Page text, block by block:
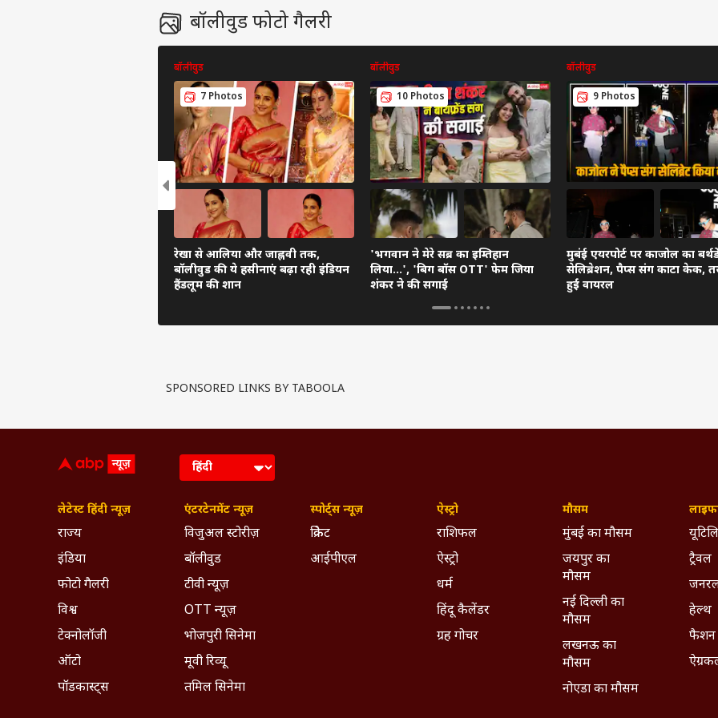
बॉलीवुड फोटो गैलरी
बॉलीवुड
7 Photos
रेखा से आलिया और जाह्नवी तक,
बॉलीवुड की ये हसीनाएं बढ़ा रही इंडियन
हैंडलूम की शान
बॉलीवुड
10 Photos
'भगवान ने मेरे सब्र का इम्तिहान
लिया...', 'बिग बॉस OTT' फेम जिया
शंकर ने की सगाई
बॉलीवुड
9 Photos
मुबंई एयरपोर्ट पर काजोल का
सेलिब्रेशन, पैप्स संग काटा केक,
हुईं वायरल
SPONSORED LINKS BY TABOOLA
लेटेस्ट हिंदी न्यूज़
राज्य
इंडिया
फोटो गैलरी
विश्व
टेक्नोलॉजी
ऑटो
पॉडकास्ट्स
एंटरटेनमेंट न्यूज़
विजुअल स्टोरीज़
बॉलीवुड
टीवी न्यूज़
OTT न्यूज़
भोजपुरी सिनेमा
मूवी रिव्यू
तमिल सिनेमा
स्पोर्ट्स न्यूज़
क्रिकेट
आईपीएल
ऐस्ट्रो
राशिफल
ऐस्ट्रो
धर्म
हिंदू कैलेंडर
ग्रह गोचर
मौसम
मुंबई का मौसम
जयपुर का
मौसम
नई दिल्ली का
मौसम
लखनऊ का
मौसम
नोएडा का मौसम
ट्रैवल
हेल्थ
फैशन